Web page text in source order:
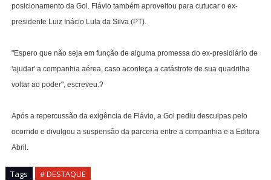
posicionamento da Gol. Flávio também aproveitou para cutucar o ex-
presidente Luiz Inácio Lula da Silva (PT).
"Espero que não seja em função de alguma promessa do ex-presidiário de
'ajudar' a companhia aérea, caso aconteça a catástrofe de sua quadrilha
voltar ao poder", escreveu.?
Após a repercussão da exigência de Flávio, a Gol pediu desculpas pelo
ocorrido e divulgou a suspensão da parceria entre a companhia e a Editora
Abril.
Tags # DESTAQUE